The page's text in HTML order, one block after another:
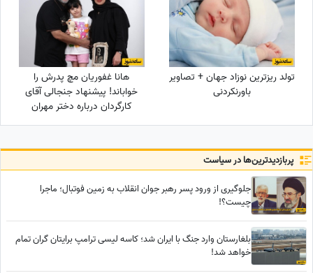
تولد ریزترین نوزاد جهان + تصاویر
باورنکردنی
هانا غفوریان مچ پدرش را
خواباند! پیشنهاد جنجالی آقای
کارگردان درباره دختر مهران
غفوریان که او را به تأمل
پربازدید‌ترین‌ها در سیاست
جلوگیری از ورود پسر رهبر جوان انقلاب به زمین فوتبال؛ ماجرا
چیست؟!
بلغارستان وارد جنگ با ایران شد؛ کاسه لیسی ترامپ برایتان گران تمام
خواهد شد!